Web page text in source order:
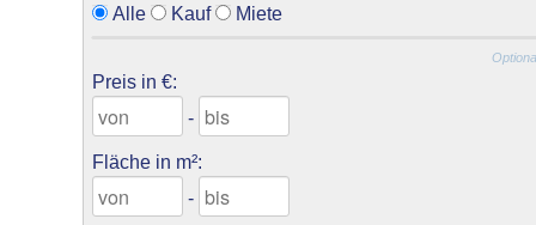
Alle Kauf Miete
Preis in €:
-
Fläche in m²:
-